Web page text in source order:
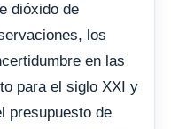
dióxido de
los
en las
para el siglo XXI y
presupuesto de